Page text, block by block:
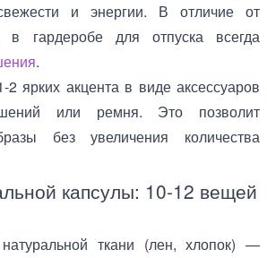
и энергии. В отличие от
в гардеробе для отпуска всегда
.
2 ярких акцента в виде аксессуаров
или ремня. Это позволит
без увеличения количества
капсулы: 10-12 вещей
ткани (лен, хлопок) —